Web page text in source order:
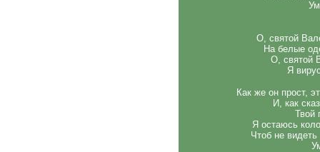
О, святой
На белые
О, святой
Я
Как же он прост,
И, как
Твой
Я остаюсь
Чтоб не